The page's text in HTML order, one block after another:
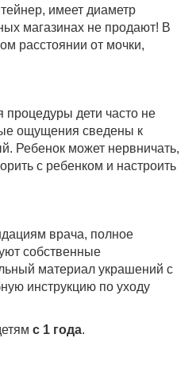
имеет диаметр
магазинах не продают! В
расстоянии от мочки,
процедуры дети часто не
ощущения сведены к
Ребенок может нервничать,
с ребенком и настроить
врача, полное
собственные
материал украшений с
инструкцию по уходу
с 1 года.